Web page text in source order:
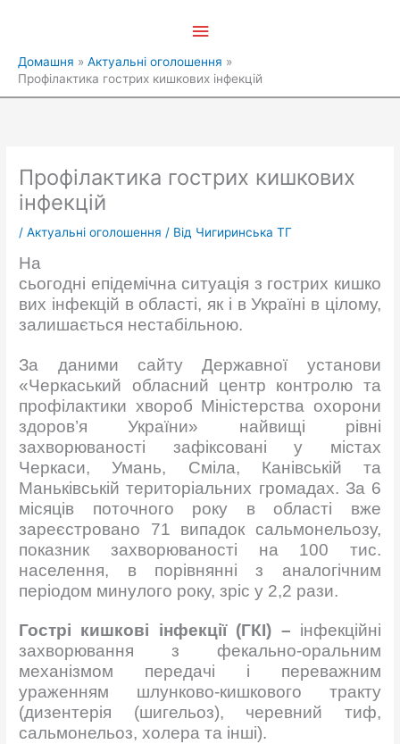
меню
Домашня
Актуальні оголошення
Профілактика гострих кишкових інфекцій
Профілактика гострих кишкових
інфекцій
/Актуальні оголошення / Від Чигиринська ТГ
На
сьогодні епідемічна ситуація з гострих кишко
вих інфекцій в області, як і в Україні в цілому,
залишається нестабільною.
За даними сайту Державної установи
«Черкаський обласний центр контролю та
профілактики хвороб Міністерства охорони
здоров’я України» найвищі рівні
захворюваності зафіксовані у містах
Черкаси, Умань, Сміла, Канівській та
Маньківській територіальних громадах. За 6
місяців поточного року в області вже
зареєстровано 71 випадок сальмонельозу,
показник захворюваності на 100 тис.
населення, в порівнянні з аналогічним
періодом минулого року, зріс у 2,2 рази.
Гострі кишкові інфекції (ГКІ) – інфекційні
захворювання з фекально-оральним
механізмом передачі і переважним
ураженням шлунково-кишкового тракту
(дизентерія (шигельоз), черевний тиф,
сальмонельоз, холера та інші).